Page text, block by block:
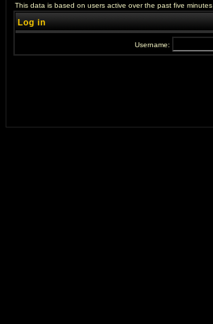
This data is based on users active over the past five minutes
Log in
Username: